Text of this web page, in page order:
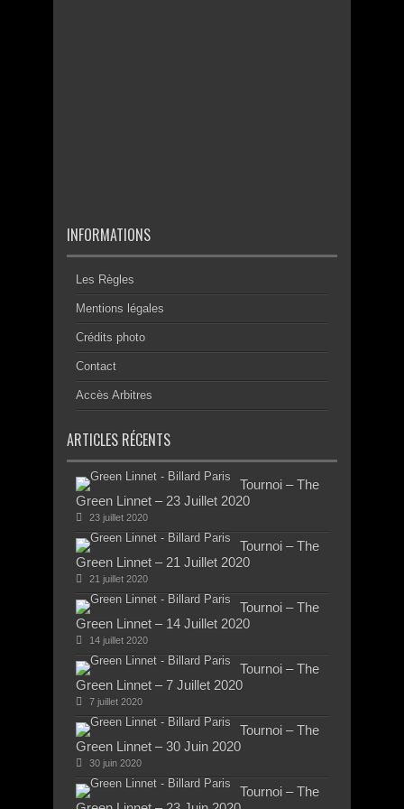
INFORMATIONS
Les Règles
Mentions légales
Crédits photo
Contact
Accès Arbitres
ARTICLES RÉCENTS
Tournoi – The
Green Linnet – 23 Juillet 2020
23 juillet 2020
Tournoi – The
Green Linnet – 21 Juillet 2020
21 juillet 2020
Tournoi – The
Green Linnet – 14 Juillet 2020
14 juillet 2020
Tournoi – The
Green Linnet – 7 Juillet 2020
7 juillet 2020
Tournoi – The
Green Linnet – 30 Juin 2020
30 juin 2020
Tournoi – The